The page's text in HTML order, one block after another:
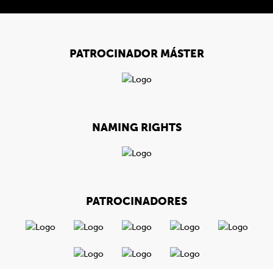
PATROCINADOR MÁSTER
NAMING RIGHTS
PATROCINADORES